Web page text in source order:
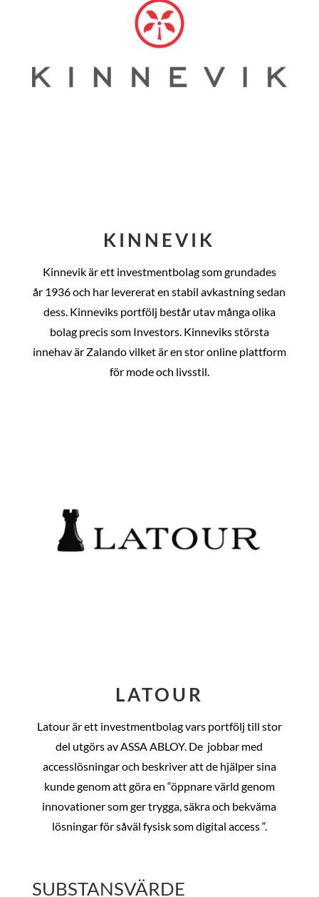
KINNEVIK
Kinnevik är ett investmentbolag som grundades
år 1936 och har levererat en stabil avkastning sedan
dess. Kinneviks portfölj består utav många olika
bolag precis som Investors. Kinneviks största
innehav är Zalando vilket är en stor online plattform
för mode och livsstil.
LATOUR
Latour är ett investmentbolag vars portfölj till stor
del utgörs av ASSA ABLOY. De jobbar med
accesslösningar och beskriver att de hjälper sina
kunde genom att göra en “öppnare värld genom
innovationer som ger trygga, säkra och bekväma
lösningar för såväl fysisk som digital access “.
SUBSTANSVÄRDE